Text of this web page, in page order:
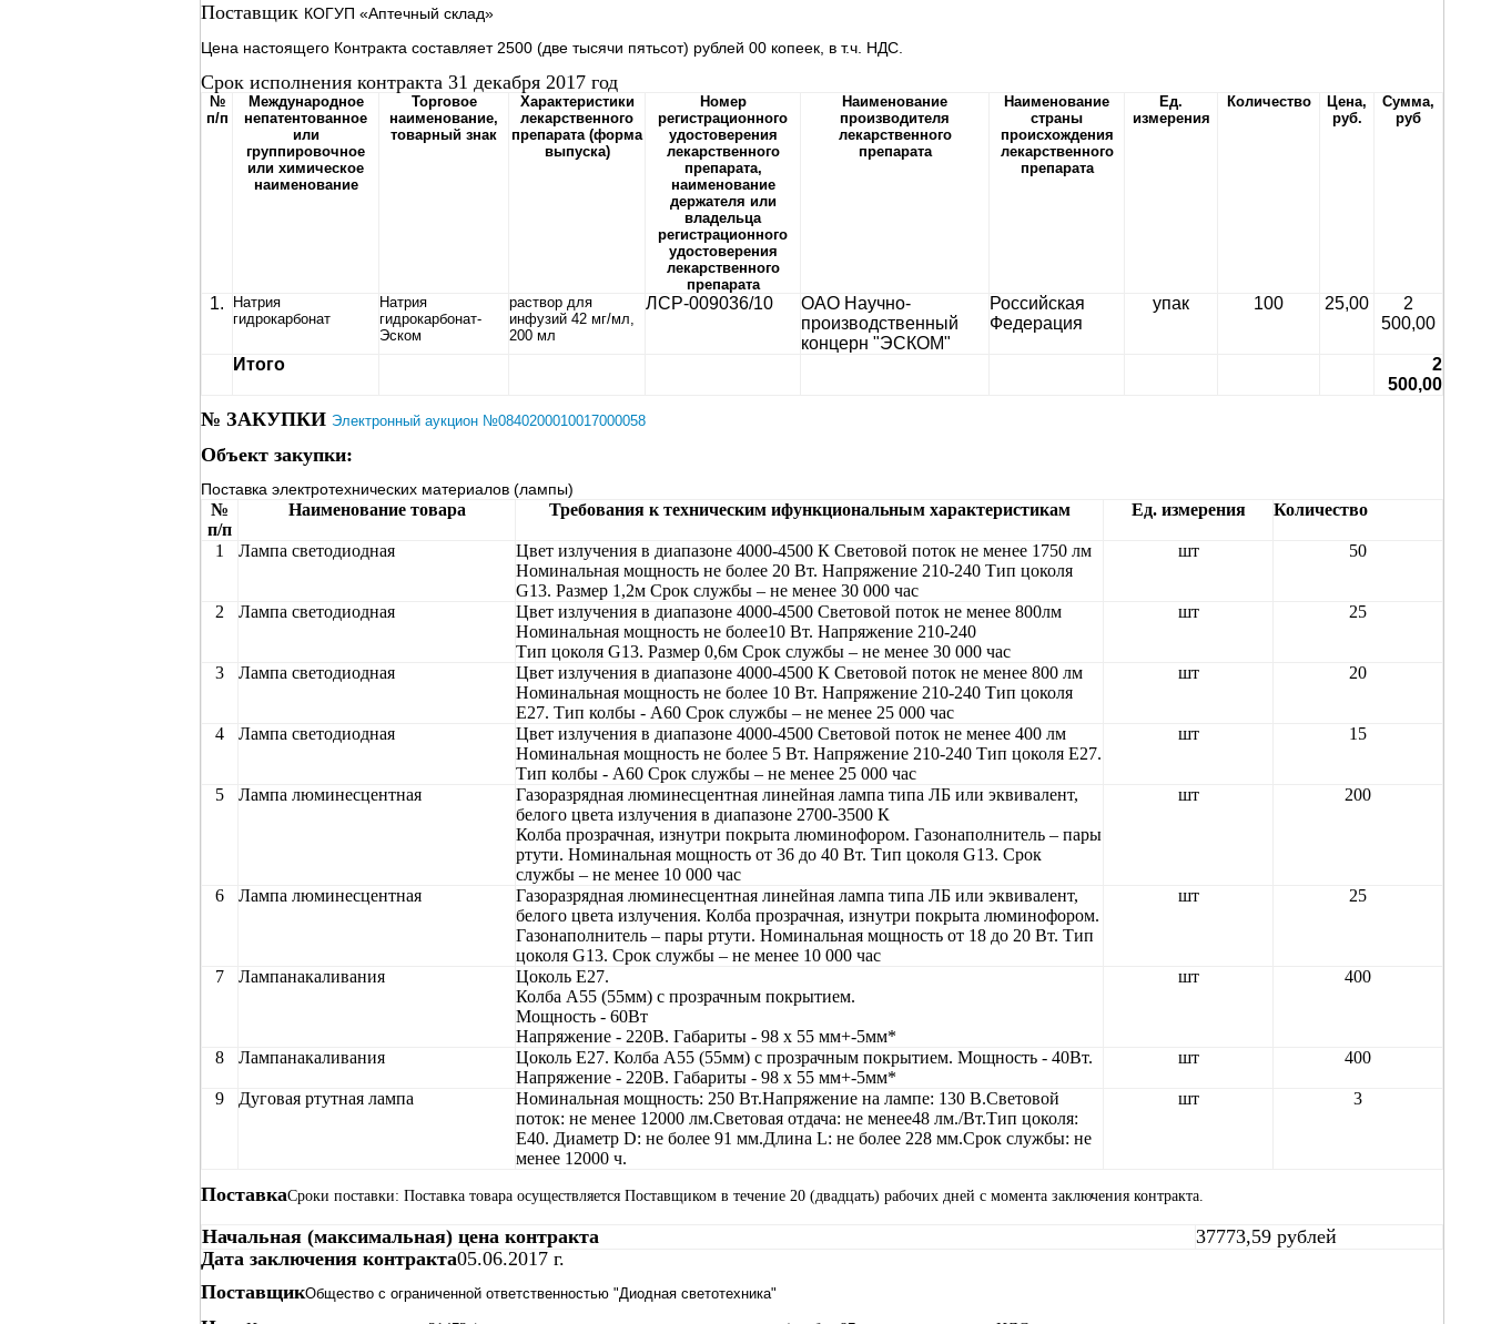
Поставщик КОГУП «Аптечный склад»
Цена настоящего Контракта составляет 2500 (две тысячи пятьсот) рублей 00 копеек, в т.ч. НДС.
Срок исполнения контракта 31 декабря 2017 год
№
п/п
Международное
непатентованное
или
группировочное
или химическое
наименование
Торговое
наименование,
товарный знак
Характеристики
лекарственного
препарата (форма
выпуска)
Номер
регистрационного
удостоверения
лекарственного
препарата,
наименование
держателя или
владельца
регистрационного
удостоверения
лекарственного
препарата
Наименование
производителя
лекарственного
препарата
Наименование
страны
происхождения
лекарственного
препарата
Ед.
измерения
Количество
Цена,
руб.
Сумма,
руб
1.
Натрия
гидрокарбонат
Натрия
гидрокарбонат-
Эском
раствор для
инфузий 42 мг/мл,
200 мл
ЛСР-009036/10
ОАО Научно-
производственный
концерн "ЭСКОМ"
Российская
Федерация
упак 100 25,00
2
500,00
Итого
2
500,00
№ ЗАКУПКИ Электронный аукцион №0840200010017000058
Объект закупки:
Поставка электротехнических материалов (лампы)
№
п/п
Наименование товара Требования к техническим ифункциональным характеристикам Ед. измерения Количество
1 Лампа светодиодная
Цвет излучения в диапазоне 4000-4500 К Световой поток не менее 1750 лм
Номинальная мощность не более 20 Вт. Напряжение 210-240 Тип цоколя
G13. Размер 1,2м Срок службы – не менее 30 000 час
шт 50
2 Лампа светодиодная
Цвет излучения в диапазоне 4000-4500 Световой поток не менее 800лм
Номинальная мощность не более10 Вт. Напряжение 210-240
Тип цоколя G13. Размер 0,6м Срок службы – не менее 30 000 час
шт 25
3 Лампа светодиодная
Цвет излучения в диапазоне 4000-4500 К Световой поток не менее 800 лм
Номинальная мощность не более 10 Вт. Напряжение 210-240 Тип цоколя
Е27. Тип колбы - А60 Срок службы – не менее 25 000 час
шт 20
4 Лампа светодиодная
Цвет излучения в диапазоне 4000-4500 Световой поток не менее 400 лм
Номинальная мощность не более 5 Вт. Напряжение 210-240 Тип цоколя Е27.
Тип колбы - А60 Срок службы – не менее 25 000 час
шт 15
5 Лампа люминесцентная
Газоразрядная люминесцентная линейная лампа типа ЛБ или эквивалент,
белого цвета излучения в диапазоне 2700-3500 К
Колба прозрачная, изнутри покрыта люминофором. Газонаполнитель – пары
ртути. Номинальная мощность от 36 до 40 Вт. Тип цоколя G13. Срок
службы – не менее 10 000 час
шт 200
6 Лампа люминесцентная
Газоразрядная люминесцентная линейная лампа типа ЛБ или эквивалент,
белого цвета излучения. Колба прозрачная, изнутри покрыта люминофором.
Газонаполнитель – пары ртути. Номинальная мощность от 18 до 20 Вт. Тип
цоколя G13. Срок службы – не менее 10 000 час
шт 25
7 Лампанакаливания
Цоколь Е27.
Колба А55 (55мм) с прозрачным покрытием.
Мощность - 60Вт
Напряжение - 220В. Габариты - 98 х 55 мм+-5мм*
шт 400
8 Лампанакаливания
Цоколь Е27. Колба А55 (55мм) с прозрачным покрытием. Мощность - 40Вт.
Напряжение - 220В. Габариты - 98 х 55 мм+-5мм*
шт 400
9 Дуговая ртутная лампа
Номинальная мощность: 250 Вт.Напряжение на лампе: 130 В.Световой
поток: не менее 12000 лм.Световая отдача: не менее48 лм./Вт.Тип цоколя:
Е40. Диаметр D: не более 91 мм.Длина L: не более 228 мм.Срок службы: не
менее 12000 ч.
шт 3
ПоставкаСроки поставки: Поставка товара осуществляется Поставщиком в течение 20 (двадцать) рабочих дней с момента заключения контракта.
Начальная (максимальная) цена контракта
37773,59 рублей
Дата заключения контракта05.06.2017 г.
ПоставщикОбщество с ограниченной ответственностью "Диодная светотехника"